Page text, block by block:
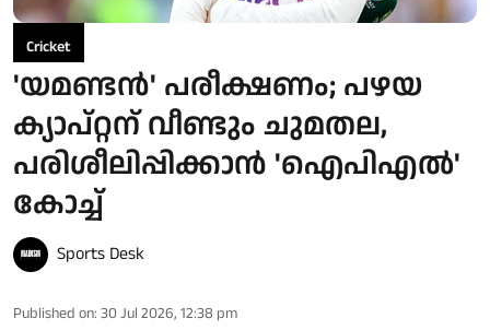
Cricket
'യമണ്ടൻ' പരീക്ഷണം; പഴയ
ക്യാപ്റ്റന് വീണ്ടും ചുമതല,
പരിശീലിപ്പിക്കാൻ 'ഐപിഎൽ'
കോച്ച്
Sports Desk
Published on: 30 Jul 2026, 12:38 pm